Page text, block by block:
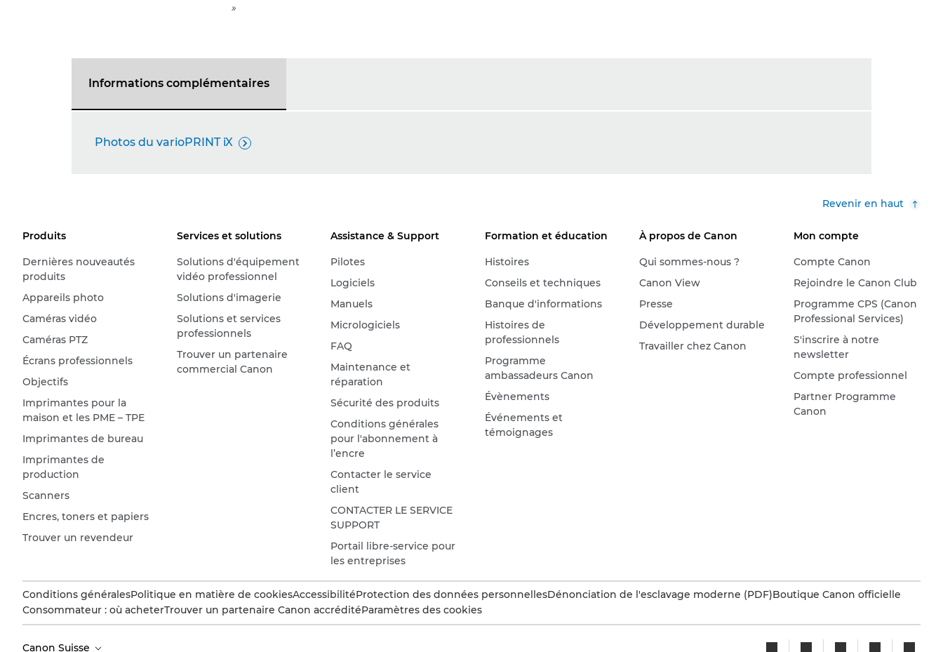
»
Informations complémentaires
Photos du varioPRINT iX 
Revenir en haut
Produits
Dernières nouveautés
produits
Appareils photo
Caméras vidéo
Caméras PTZ
Écrans professionnels
Objectifs
Imprimantes pour la
maison et les PME – TPE
Imprimantes de bureau
Imprimantes de
production
Scanners
Encres, toners et papiers
Trouver un revendeur
Services et solutions
Solutions d'équipement
vidéo professionnel
Solutions d'imagerie
Solutions et services
professionnels
Trouver un partenaire
commercial Canon
Assistance & Support
Pilotes
Logiciels
Manuels
Micrologiciels
FAQ
Maintenance et
réparation
Sécurité des produits
Conditions générales
pour l'abonnement à
l’encre
Contacter le service
client
CONTACTER LE SERVICE
SUPPORT
Portail libre-service pour
les entreprises
Formation et éducation
Histoires
Conseils et techniques
Banque d'informations
Histoires de
professionnels
Programme
ambassadeurs Canon
Évènements
Événements et
témoignages
À propos de Canon
Qui sommes-nous ?
Canon View
Presse
Développement durable
Travailler chez Canon
Mon compte
Compte Canon
Rejoindre le Canon Club
Programme CPS (Canon
Professional Services)
S'inscrire à notre
newsletter
Compte professionnel
Partner Programme
Canon
Conditions généralesPolitique en matière de cookiesAccessibilitéProtection des données personnellesDénonciation de l'esclavage moderne (PDF)Boutique Canon officielle
Consommateur : où acheterTrouver un partenaire Canon accréditéParamètres des cookies
Canon Suisse